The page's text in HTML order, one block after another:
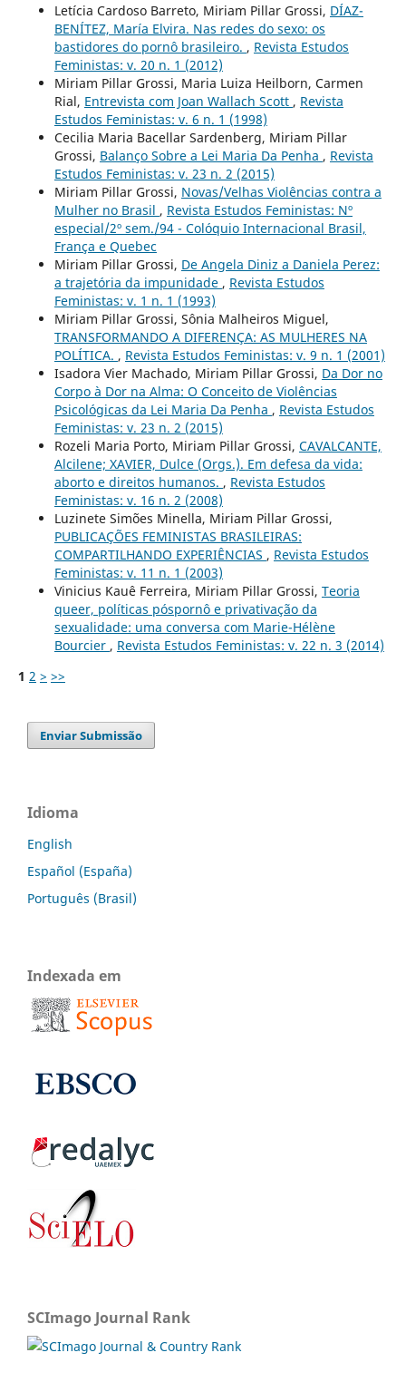
Letícia Cardoso Barreto, Miriam Pillar Grossi, DÍAZ-
BENÍTEZ, María Elvira. Nas redes do sexo: os
bastidores do pornô brasileiro. , Revista Estudos
Feministas: v. 20 n. 1 (2012)
Miriam Pillar Grossi, Maria Luiza Heilborn, Carmen
Rial, Entrevista com Joan Wallach Scott , Revista
Estudos Feministas: v. 6 n. 1 (1998)
Cecilia Maria Bacellar Sardenberg, Miriam Pillar
Grossi, Balanço Sobre a Lei Maria Da Penha , Revista
Estudos Feministas: v. 23 n. 2 (2015)
Miriam Pillar Grossi, Novas/Velhas Violências contra a
Mulher no Brasil , Revista Estudos Feministas: Nº
especial/2º sem./94 - Colóquio Internacional Brasil,
França e Quebec
Miriam Pillar Grossi, De Angela Diniz a Daniela Perez:
a trajetória da impunidade , Revista Estudos
Feministas: v. 1 n. 1 (1993)
Miriam Pillar Grossi, Sônia Malheiros Miguel,
TRANSFORMANDO A DIFERENÇA: AS MULHERES NA
POLÍTICA. , Revista Estudos Feministas: v. 9 n. 1 (2001)
Isadora Vier Machado, Miriam Pillar Grossi, Da Dor no
Corpo à Dor na Alma: O Conceito de Violências
Psicológicas da Lei Maria Da Penha , Revista Estudos
Feministas: v. 23 n. 2 (2015)
Rozeli Maria Porto, Miriam Pillar Grossi, CAVALCANTE,
Alcilene; XAVIER, Dulce (Orgs.). Em defesa da vida:
aborto e direitos humanos. , Revista Estudos
Feministas: v. 16 n. 2 (2008)
Luzinete Simões Minella, Miriam Pillar Grossi,
PUBLICAÇÕES FEMINISTAS BRASILEIRAS:
COMPARTILHANDO EXPERIÊNCIAS , Revista Estudos
Feministas: v. 11 n. 1 (2003)
Vinicius Kauê Ferreira, Miriam Pillar Grossi, Teoria
queer, políticas póspornô e privativação da
sexualidade: uma conversa com Marie-Hélène
Bourcier , Revista Estudos Feministas: v. 22 n. 3 (2014)
1 2 > >>
Enviar Submissão
Idioma
English
Español (España)
Português (Brasil)
Indexada em
SCImago Journal Rank